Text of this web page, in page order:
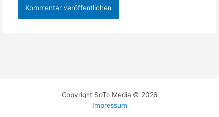
Copyright SoTo Media © 2026
Impressum